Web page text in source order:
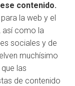
contenido.
la web y el
así como la
sociales y de
muchísimo
las
de contenido